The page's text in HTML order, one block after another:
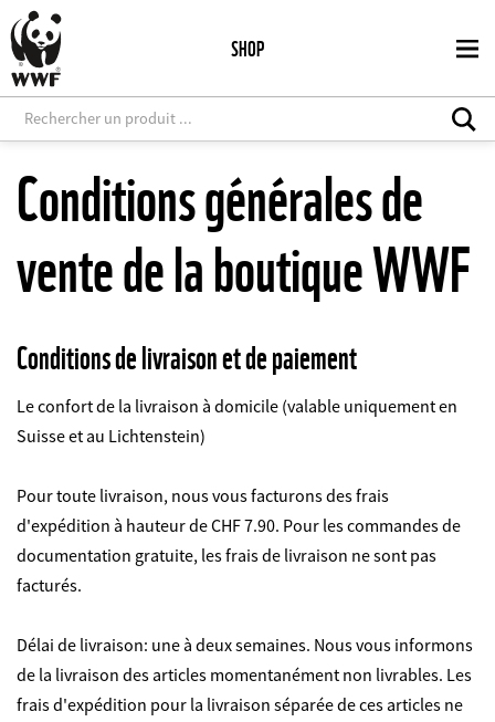
Aller
au
contenu
principal
SHOP
Conditions générales de
vente de la boutique WWF
Conditions de livraison et de paiement
Le confort de la livraison à domicile (valable uniquement en
Suisse et au Lichtenstein)
Pour toute livraison, nous vous facturons des frais
d'expédition à hauteur de CHF 7.90. Pour les commandes de
documentation gratuite, les frais de livraison ne sont pas
facturés.
Délai de livraison: une à deux semaines. Nous vous informons
de la livraison des articles momentanément non livrables. Les
frais d'expédition pour la livraison séparée de ces articles ne